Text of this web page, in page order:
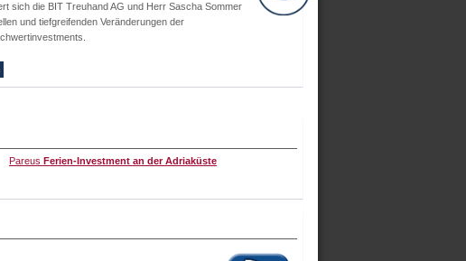
sich die BIT Treuhand AG und Herr Sascha Sommer
und tiefgreifenden Veränderungen der
Pareus Ferien-Investment an der Adriaküste